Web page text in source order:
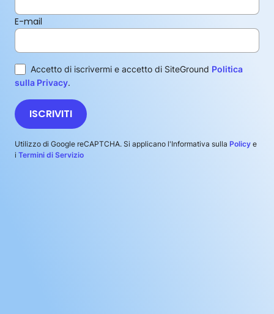
E-mail
Accetto di iscrivermi e accetto di SiteGround Politica
sulla Privacy.
ISCRIVITI
Utilizzo di Google reCAPTCHA. Si applicano l'Informativa sulla Policy e
i Termini di Servizio